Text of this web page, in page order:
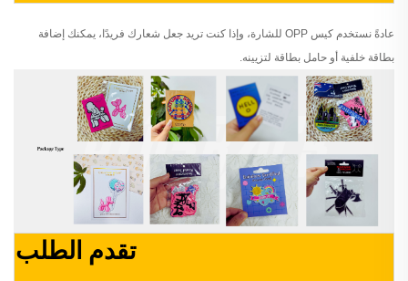
عادةً نستخدم كيس OPP للشارة، وإذا كنت تريد جعل شعارك فريدًا، يمكنك إضافة
بطاقة خلفية أو حامل بطاقة لتزيينه.
تقدم الطلب